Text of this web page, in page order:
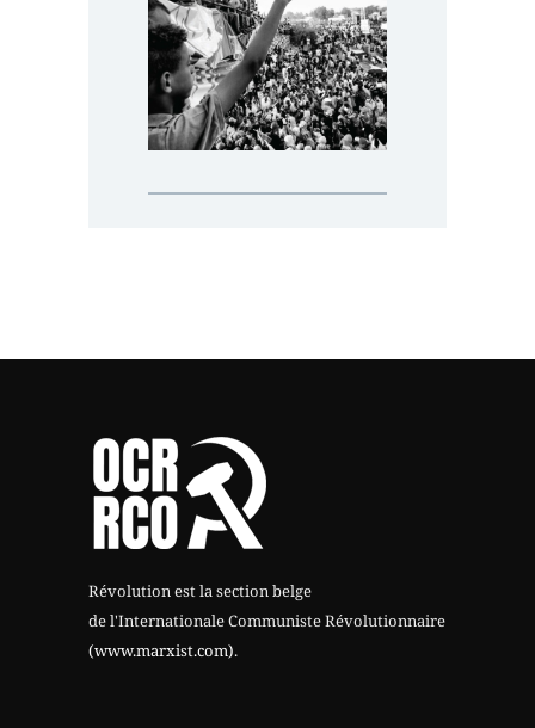
Révolution est la section belge
de l'Internationale Communiste Révolutionnaire
(www.marxist.com).